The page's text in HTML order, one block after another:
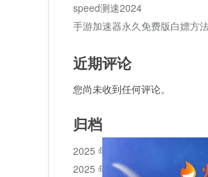
speed测速2024
手游加速器永久免费版白嫖方
近期评论
您尚未收到任何评论。
归档
2025 年 11 月
2025 年 10 月